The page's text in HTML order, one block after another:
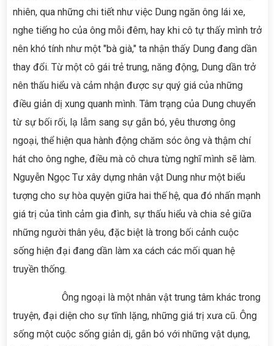
nhiên, qua những chi tiết như việc Dung ngăn ông lái xe,
nghe tiếng ho của ông mỗi đêm, hay khi cô tự thấy mình trở
nên khó tính như một "bà già," ta nhận thấy Dung đang dần
thay đổi. Từ một cô gái trẻ trung, năng động, Dung dần trở
nên thấu hiểu và cảm nhận được sự quý giá của những
điều giản dị xung quanh mình. Tâm trạng của Dung chuyển
từ sự bối rối, lạ lẫm sang sự gắn bó, yêu thương ông
ngoại, thể hiện qua hành động chăm sóc ông và thậm chí
hát cho ông nghe, điều mà cô chưa từng nghĩ mình sẽ làm.
Nguyễn Ngọc Tư xây dựng nhân vật Dung như một biểu
tượng cho sự hòa quyện giữa hai thế hệ, qua đó nhấn mạnh
giá trị của tình cảm gia đình, sự thấu hiểu và chia sẻ giữa
những người thân yêu, đặc biệt là trong bối cảnh cuộc
sống hiện đại đang dần làm xa cách các mối quan hệ
truyền thống.
Ông ngoại là một nhân vật trung tâm khác trong
truyện, đại diện cho sự tĩnh lặng, những giá trị xưa cũ. Ông
sống một cuộc sống giản dị, gắn bó với những vật dụng,